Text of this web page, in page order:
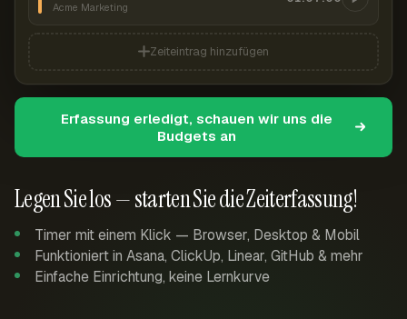
Legen Sie los — starten Sie die Zeiterfassung!
Timer mit einem Klick — Browser, Desktop & Mobil
Funktioniert in Asana, ClickUp, Linear, GitHub & mehr
Einfache Einrichtung, keine Lernkurve
Acme Marketing
Zeiteintrag hinzufügen
Erfassung erledigt, schauen wir uns die
Budgets an